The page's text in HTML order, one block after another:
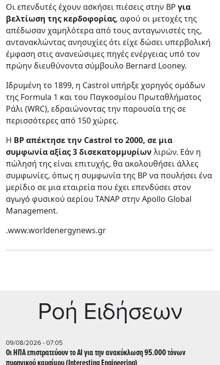
Οι επενδυτές έχουν ασκήσει πιέσεις στην BP για
βελτίωση της κερδοφορίας, αφού οι μετοχές της
απέδωσαν χαμηλότερα από τους ανταγωνιστές της,
αντανακλώντας ανησυχίες ότι είχε δώσει υπερβολική
έμφαση στις ανανεώσιμες πηγές ενέργειας υπό τον
πρώην διευθύνοντα σύμβουλο Bernard Looney.
Ιδρυμένη το 1899, η Castrol υπήρξε χορηγός ομάδων
της Formula 1 και του Παγκοσμίου Πρωταθλήματος
Ράλι (WRC), εδραιώνοντας την παρουσία της σε
περισσότερες από 150 χώρες.
Η BP απέκτησε την Castrol το 2000, σε μια
συμφωνία αξίας 3 δισεκατομμυρίων λιρών. Εάν η
πώλησή της είναι επιτυχής, θα ακολουθήσει άλλες
συμφωνίες, όπως η συμφωνία της BP να πουλήσει ένα
μερίδιο σε μια εταιρεία που έχει επενδύσει στον
αγωγό φυσικού αερίου TANAP στην Apollo Global
Management.
.www.worldenergynews.gr
Ρoή Ειδήσεων
09/08/2026 - 07:05
Οι ΗΠΑ επιστρατεύουν το AI για την ανακύκλωση 95.000 τόνων